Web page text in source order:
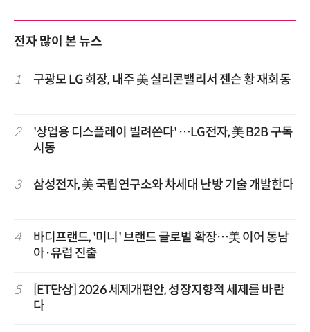
전자 많이 본 뉴스
1 구광모 LG 회장, 내주 美 실리콘밸리서 젠슨 황 재회동
2
'상업용 디스플레이 빌려쓴다' …LG전자, 美 B2B 구독
시동
3 삼성전자, 美 국립연구소와 차세대 난방 기술 개발한다
4
바디프랜드, '미니' 브랜드 글로벌 확장…美 이어 동남
아·유럽 진출
5
[ET단상] 2026 세제개편안, 성장지향적 세제를 바란
다